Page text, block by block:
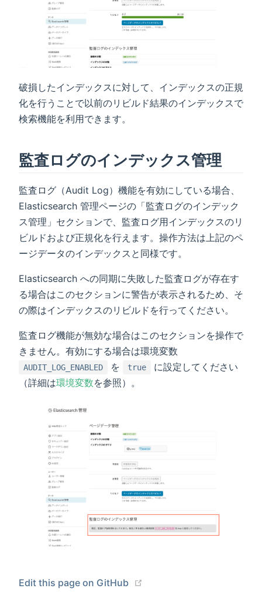
破損したインデックスに対して、インデックスの正規
化を行うことで以前のリビルド結果のインデックスで
検索機能を利用できます。
監査ログのインデックス管理
監査ログ（Audit Log）機能を有効にしている場合、
Elasticsearch 管理ページの「監査ログのインデック
ス管理」セクションで、監査ログ用インデックスのリ
ビルドおよび正規化を行えます。操作方法は上記のペ
ージデータのインデックスと同様です。
Elasticsearch への同期に失敗した監査ログが存在す
る場合はこのセクションに警告が表示されるため、そ
の際はインデックスのリビルドを行ってください。
監査ログ機能が無効な場合はこのセクションを操作で
きません。有効にする場合は環境変数
AUDIT_LOG_ENABLED を true
に設定してください
（詳細は環境変数を参照）。
Edit this page on GitHub